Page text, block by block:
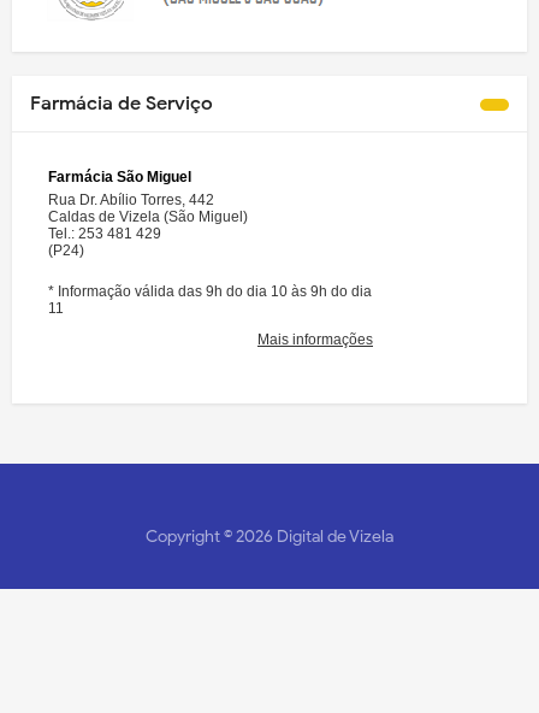
Farmácia de Serviço
Copyright ©2026 Digital de Vizela